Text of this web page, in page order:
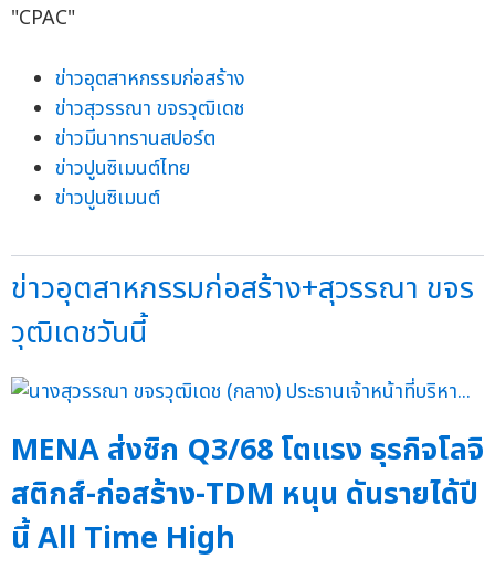
ข่าวอุตสาหกรรมก่อสร้าง
ข่าวสุวรรณา ขจรวุฒิเดช
ข่าวมีนาทรานสปอร์ต
ข่าวปูนซิเมนต์ไทย
ข่าวปูนซิเมนต์
ข่าวอุตสาหกรรมก่อสร้าง+สุวรรณา ขจร
วุฒิเดชวันนี้
MENA ส่งซิก Q3/68 โตแรง ธุรกิจโลจิ
สติกส์-ก่อสร้าง-TDM หนุน ดันรายได้ปี
นี้ All Time High